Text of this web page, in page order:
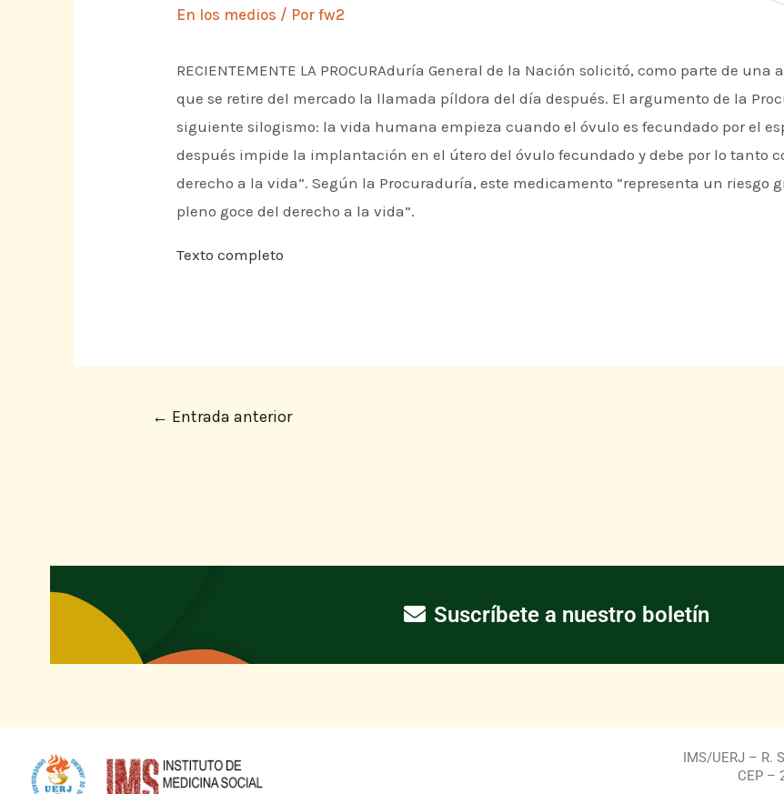
En los medios / Porfw2
RECIENTEMENTE LA PROCURAduría General de la Nación solicitó, como parte de
que se retire del mercado la llamada píldora del día después. El argumento de la
siguiente silogismo: la vida humana empieza cuando el óvulo es fecundado por el
después impide la implantación en el útero del óvulo fecundado y debe por lo tanto
derecho a la vida”. Según la Procuraduría, este medicamento “representa un riesgo
pleno goce del derecho a la vida”.
Texto completo
← Entrada anterior
Suscríbete a nuestro boletín
IMS/UERJ – R.
CEP –